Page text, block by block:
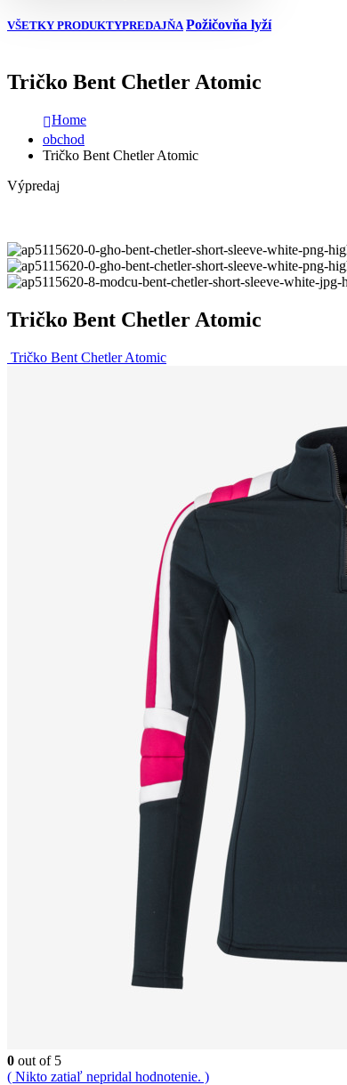
VŠETKY PRODUKTYPREDAJŇA Požičovňa lyží
Tričko Bent Chetler Atomic
Home
obchod
Tričko Bent Chetler Atomic
Výpredaj
Tričko Bent Chetler Atomic
Tričko Bent Chetler Atomic
0 out of 5
( Nikto zatiaľ nepridal hodnotenie. )